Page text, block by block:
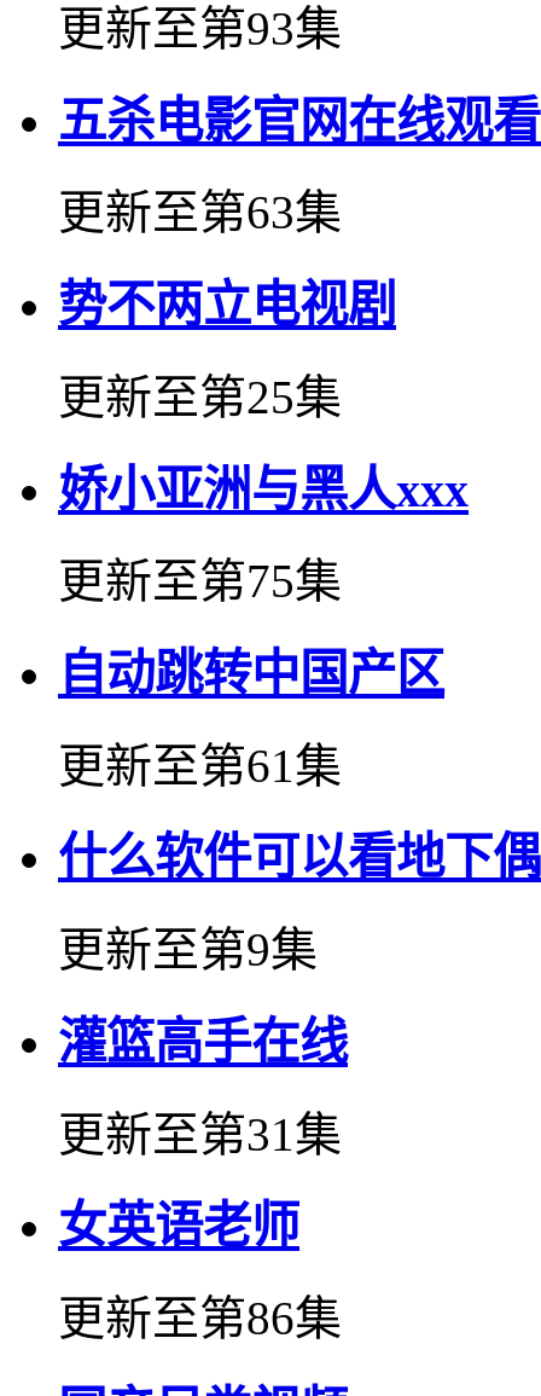
更新至第93集
五杀电影官网在线观看
更新至第63集
势不两立电视剧
更新至第25集
娇小亚洲与黑人xxx
更新至第75集
自动跳转中国产区
更新至第61集
什么软件可以看地下
更新至第9集
灌篮高手在线
更新至第31集
女英语老师
更新至第86集